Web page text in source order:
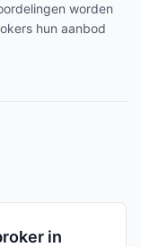
worden
hun aanbod
in